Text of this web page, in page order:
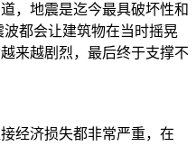
，地震是迄今最具破坏性和
都会让建筑物在当时摇晃
来越剧烈，最后终于支撑不
经济损失都非常严重，在